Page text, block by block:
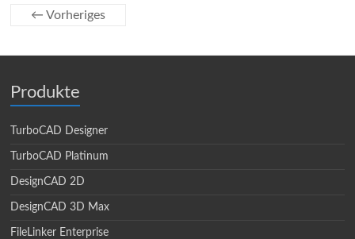
← Vorheriges
Produkte
TurboCAD Designer
TurboCAD Platinum
DesignCAD 2D
DesignCAD 3D Max
FileLinker Enterprise